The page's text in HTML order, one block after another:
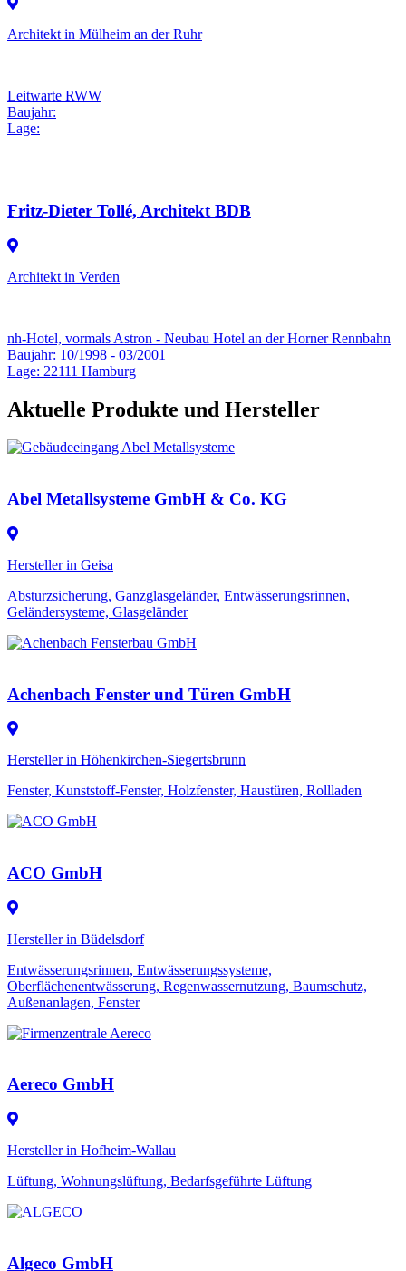
Architekt in Mülheim an der Ruhr
Leitwarte RWW
Baujahr:
Lage:
Fritz-Dieter Tollé, Architekt BDB
Architekt in Verden
nh-Hotel, vormals Astron - Neubau Hotel an der Horner Rennbahn
Baujahr: 10/1998 - 03/2001
Lage: 22111 Hamburg
Aktuelle Produkte und Hersteller
Abel Metallsysteme GmbH & Co. KG
Hersteller in Geisa
Absturzsicherung, Ganzglasgeländer, Entwässerungsrinnen,
Geländersysteme, Glasgeländer
Achenbach Fenster und Türen GmbH
Hersteller in Höhenkirchen-Siegertsbrunn
Fenster, Kunststoff-Fenster, Holzfenster, Haustüren, Rollladen
ACO GmbH
Hersteller in Büdelsdorf
Entwässerungsrinnen, Entwässerungssysteme,
Oberflächenentwässerung, Regenwassernutzung, Baumschutz,
Außenanlagen, Fenster
Aereco GmbH
Hersteller in Hofheim-Wallau
Lüftung, Wohnungslüftung, Bedarfsgeführte Lüftung
Algeco GmbH